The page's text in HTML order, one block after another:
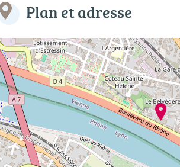
Plan et adresse